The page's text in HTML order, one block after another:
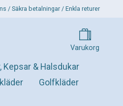
/ Säkra betalningar / Enkla returer
Varukorg
Kepsar & Halsdukar
Golfkläder